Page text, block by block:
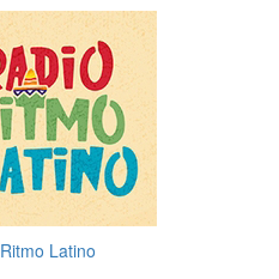
Ritmo Latino